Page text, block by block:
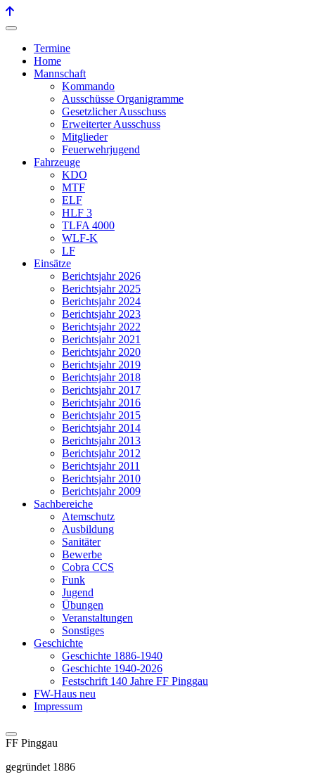
Termine
Home
Mannschaft
Kommando
Ausschüsse Organigramme
Gesetzlicher Ausschuss
Erweiterter Ausschuss
Mitglieder
Feuerwehrjugend
Fahrzeuge
KDO
MTF
ELF
HLF 3
TLFA 4000
WLF-K
LF
Einsätze
Berichtsjahr 2026
Berichtsjahr 2025
Berichtsjahr 2024
Berichtsjahr 2023
Berichtsjahr 2022
Berichtsjahr 2021
Berichtsjahr 2020
Berichtsjahr 2019
Berichtsjahr 2018
Berichtsjahr 2017
Berichtsjahr 2016
Berichtsjahr 2015
Berichtsjahr 2014
Berichtsjahr 2013
Berichtsjahr 2012
Berichtsjahr 2011
Berichtsjahr 2010
Berichtsjahr 2009
Sachbereiche
Atemschutz
Ausbildung
Sanitäter
Bewerbe
Cobra CCS
Funk
Jugend
Übungen
Veranstaltungen
Sonstiges
Geschichte
Geschichte 1886-1940
Geschichte 1940-2026
Festschrift 140 Jahre FF Pinggau
FW-Haus neu
Impressum
FF Pinggau
gegründet 1886